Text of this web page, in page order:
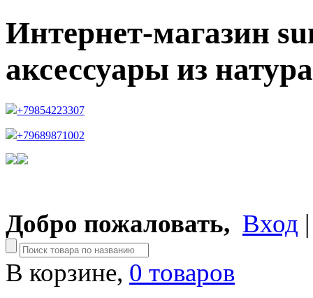
Интернет-магазин
аксессуары из
+79854223307
+79689871002
Добро пожаловать, Вход
В корзине, 0 товаров